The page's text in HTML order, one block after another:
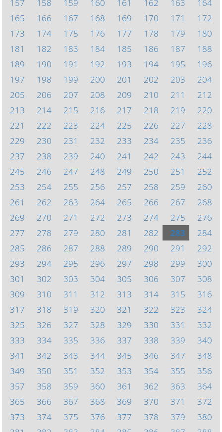
157
158 159 160 161 162 163
164
165
166 167 168 169 170 171
172
173
174 175 176 177 178 179
180
181
182 183 184 185 186 187
188
189
190 191 192 193 194 195
196
197
198 199 200 201 202 203
204
205
206 207 208 209 210 211
212
213
214 215 216 217 218 219
220
221
222 223 224 225 226 227
228
229
230 231 232 233 234 235
236
237
238 239 240 241 242 243
244
245
246 247 248 249 250 251
252
253
254 255 256 257 258 259
260
261
262 263 264 265 266 267
268
269
270 271 272 273 274 275
276
277
278 279 280 281 282 283
284
285
286 287 288 289 290 291
292
293
294 295 296 297 298 299
300
301
302 303 304 305 306 307
308
309
310 311 312 313 314 315
316
317
318 319 320 321 322 323
324
325
326 327 328 329 330 331
332
333
334 335 336 337 338 339
340
341
342 343 344 345 346 347
348
349
350 351 352 353 354 355
356
357
358 359 360 361 362 363
364
365
366 367 368 369 370 371
372
373
374 375 376 377 378 379
380